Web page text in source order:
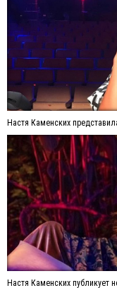
Настя Каменских
Настя Каменских публикует